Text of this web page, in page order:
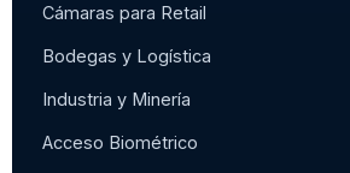
Cámaras para Retail
Bodegas y Logística
Industria y Minería
Acceso Biométrico